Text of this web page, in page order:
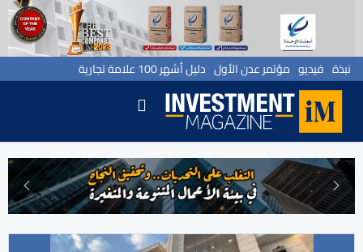
نبذة فيديو مؤتمر عدن الأول دليل أشهر 100 علامة تجارية